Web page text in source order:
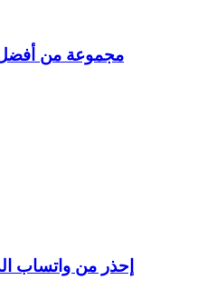
مجموعة من أفضل 10 ألعاب الجوال
إحذر من واتساب